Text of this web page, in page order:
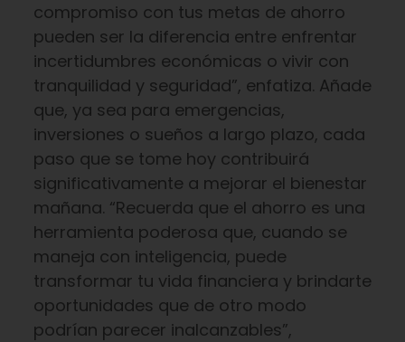
compromiso con tus metas de ahorro
pueden ser la diferencia entre enfrentar
incertidumbres económicas o vivir con
tranquilidad y seguridad”, enfatiza. Añade
que, ya sea para emergencias,
inversiones o sueños a largo plazo, cada
paso que se tome hoy contribuirá
significativamente a mejorar el bienestar
mañana. “Recuerda que el ahorro es una
herramienta poderosa que, cuando se
maneja con inteligencia, puede
transformar tu vida financiera y brindarte
oportunidades que de otro modo
podrían parecer inalcanzables”,